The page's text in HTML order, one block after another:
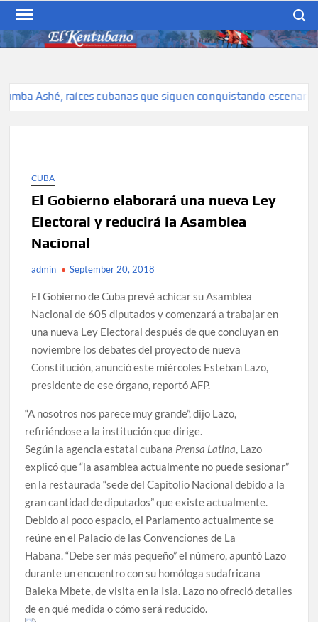
Skip
content
hispana de Kentucky
Ashé, raíces cubanas que siguen conquistando escenarios
CUBA
El Gobierno elaborará una nueva Ley
Electoral y reducirá la Asamblea
Nacional
admin September 20, 2018
El Gobierno de Cuba prevé achicar su Asamblea
Nacional de 605 diputados y comenzará a trabajar en
una nueva Ley Electoral después de que concluyan en
noviembre los debates del proyecto de nueva
Constitución, anunció este miércoles Esteban Lazo,
presidente de ese órgano, reportó AFP.
“A nosotros nos parece muy grande”, dijo Lazo,
refiriéndose a la institución que dirige.
Según la agencia estatal cubana Prensa Latina, Lazo
explicó que “la asamblea actualmente no puede sesionar”
en la restaurada “sede del Capitolio Nacional debido a la
gran cantidad de diputados” que existe actualmente.
Debido al poco espacio, el Parlamento actualmente se
reúne en el Palacio de las Convenciones de La
Habana. “Debe ser más pequeño” el número, apuntó Lazo
durante un encuentro con su homóloga sudafricana
Baleka Mbete, de visita en la Isla. Lazo no ofreció detalles
de en qué medida o cómo será reducido.